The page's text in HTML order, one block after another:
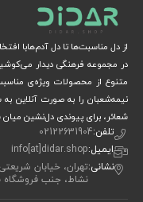
از دل مناسبت‌ها تا دل آدم‌هابا
در مجموعه فرهنگی دیدار
متنوع از محصولات ویژه‌ی
نیمه‌شعبان را به صورت آنلاین
شعائر، برای پیوندی دل‌نشین میان
تلفن:02122631904
ایمیل:info[at]didar.shop
نشانی:تهران، خیابان
نشاط، جنب فروشگاه نیکو تن